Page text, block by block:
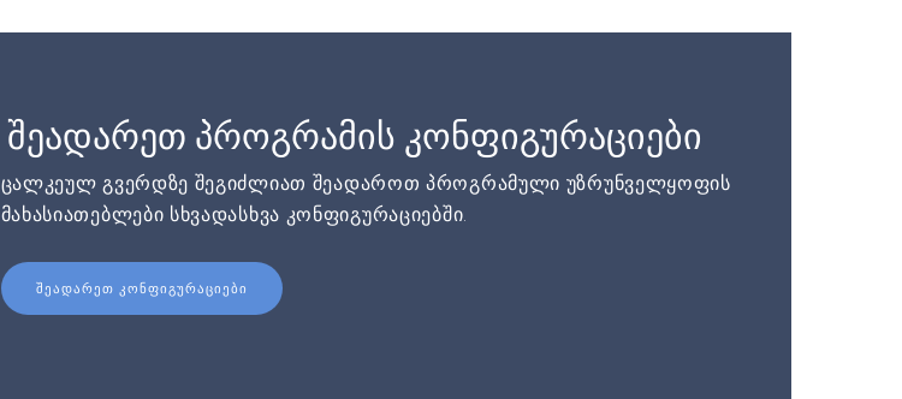
შეადარეთ პროგრამის კონფიგურაციები
ცალკეულ გვერდზე შეგიძლიათ შეადაროთ პროგრამული უზრუნველყოფის
მახასიათებლები სხვადასხვა კონფიგურაციებში.
ᲨᲔᲐᲓᲐᲠᲔᲗ ᲙᲝᲜᲤᲘᲒᲣᲠᲐᲪᲘᲔᲑᲘ